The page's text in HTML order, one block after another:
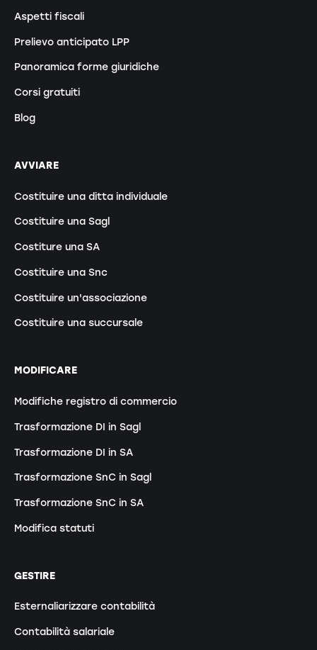
Aspetti fiscali
Prelievo anticipato LPP
Panoramica forme giuridiche
Corsi gratuiti
Blog
AVVIARE
Costituire una ditta individuale
Costituire una Sagl
Costiture una SA
Costituire una Snc
Costituire un'associazione
Costituire una succursale
MODIFICARE
Modifiche registro di commercio
Trasformazione DI in Sagl
Trasformazione DI in SA
Trasformazione SnC in Sagl
Trasformazione SnC in SA
Modifica statuti
GESTIRE
Esternaliarizzare contabilità
Contabilità salariale